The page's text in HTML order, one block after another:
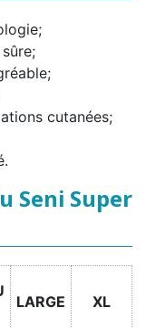
cutanées;
Seni Super
LARGE XL